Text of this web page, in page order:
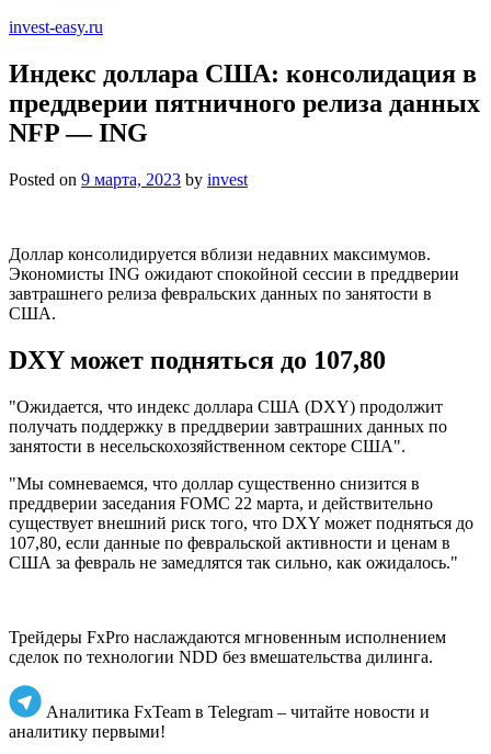
invest-easy.ru
Индекс доллара США: консолидация в
преддверии пятничного релиза данных
NFP — ING
Posted on 9 марта, 2023 by invest
Доллар консолидируется вблизи недавних максимумов.
Экономисты ING ожидают спокойной сессии в преддверии
завтрашнего релиза февральских данных по занятости в
США.
DXY может подняться до 107,80
"Ожидается, что индекс доллара США (DXY) продолжит
получать поддержку в преддверии завтрашних данных по
занятости в несельскохозяйственном секторе США".
"Мы сомневаемся, что доллар существенно снизится в
преддверии заседания FOMC 22 марта, и действительно
существует внешний риск того, что DXY может подняться до
107,80, если данные по февральской активности и ценам в
США за февраль не замедлятся так сильно, как ожидалось."
Трейдеры FxPro наслаждаются мгновенным исполнением
сделок по технологии NDD без вмешательства дилинга.
Аналитика FxTeam в Telegram – читайте новости и
аналитику первыми!